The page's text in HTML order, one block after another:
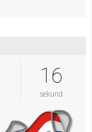
15
sekund